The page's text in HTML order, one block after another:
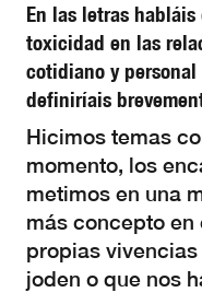
En las letras
toxicidad en las
cotidiano y personal
definiríais
Hicimos temas
momento, los
metimos en una
más concepto
propias
joden o que nos